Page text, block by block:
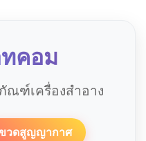
คอม
ณฑ์เครื่องสำอาง
วดสูญญากาศ